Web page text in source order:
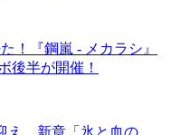
！『鋼嵐 - メカラシ』
後半が開催！
え、新章「氷と血の